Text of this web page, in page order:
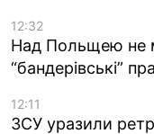
12:32
Над Польщею не
“бандерівські”
12:11
ЗСУ уразили